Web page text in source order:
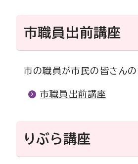
市職員出前講座
市の職員が市民の皆さんの
市職員出前講座
りぶら講座